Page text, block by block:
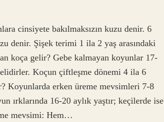
cinsiyete bakılmaksızın kuzu denir. 6
denir. Şişek terimi 1 ila 2 yaş arasındaki
koça gelir? Gebe kalmayan koyunlar 17-
Koçun çiftleşme dönemi 4 ila 6
Koyunlarda erken üreme mevsimleri 7-8
ırklarında 16-20 aylık yaştır; keçilerde ise
mevsimi: Hem…